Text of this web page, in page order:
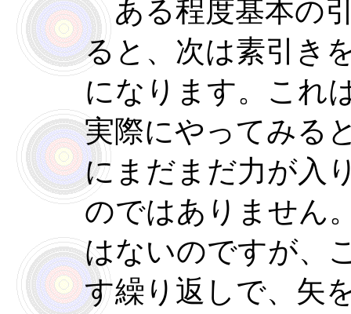
ある程度基本の
ると、次は素引き
になります。これ
実際にやってみる
にまだまだ力が入
のではありません
はないのですが、
す繰り返しで、矢